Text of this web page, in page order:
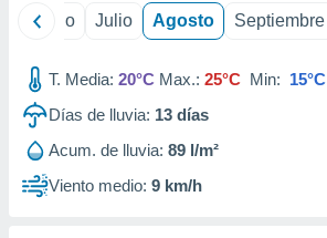
publicidad
publicidad
de
1199
Junio Julio Agosto Septiembre
T. Media: 20°C Max.: 25°C Min: 15°C
Días de lluvia: 13 días
Acum. de lluvia: 89 l/m²
Viento medio: 9 km/h